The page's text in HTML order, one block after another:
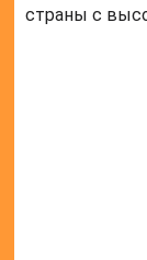
страны с